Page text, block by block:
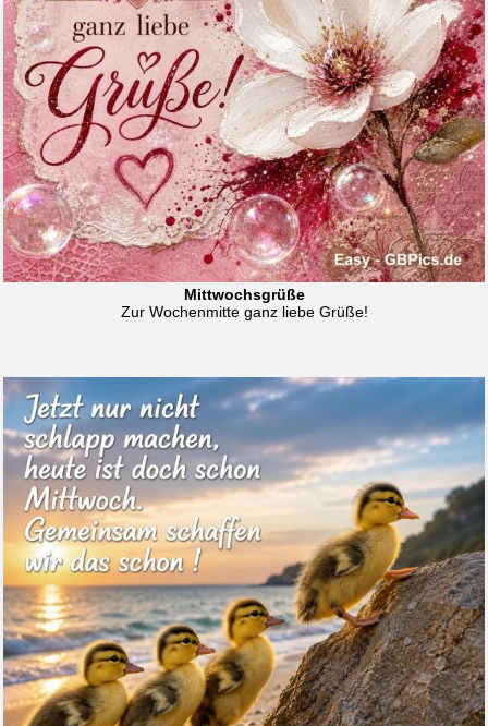
Mittwochsgrüße
Zur Wochenmitte ganz liebe Grüße!